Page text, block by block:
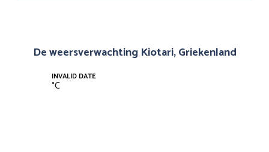
De weersverwachting Kiotari, Griekenland
INVALID DATE
°C